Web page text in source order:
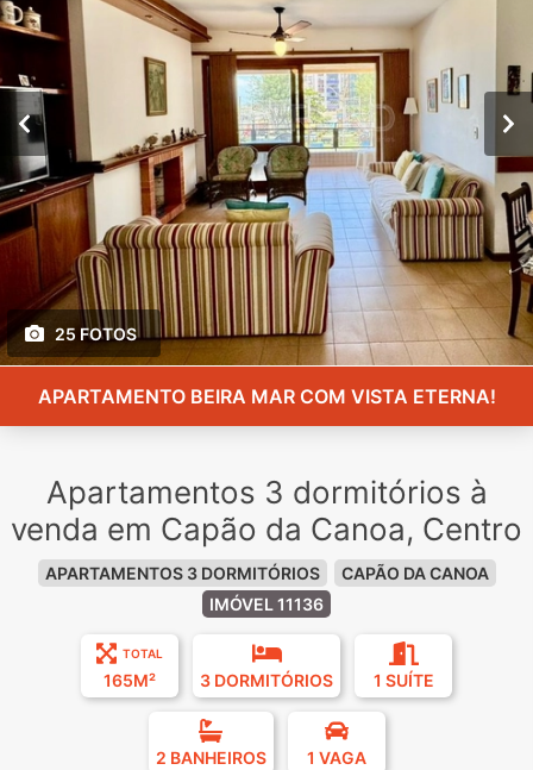
25 FOTOS
APARTAMENTO BEIRA MAR COM VISTA ETERNA!
Apartamentos 3 dormitórios à
venda em Capão da Canoa, Centro
APARTAMENTOS 3 DORMITÓRIOS
CAPÃO DA CANOA
IMÓVEL 11136
TOTAL
165M² 3 DORMITÓRIOS 1 SUÍTE
2 BANHEIROS 1 VAGA